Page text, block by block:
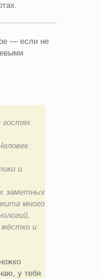
— если не
гостях
и
заметных
много
и
у тебя